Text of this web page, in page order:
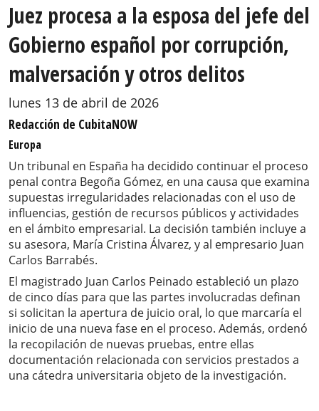
Juez procesa a la esposa del jefe del
Gobierno español por corrupción,
malversación y otros delitos
lunes 13 de abril de 2026
Redacción de CubitaNOW
Europa
Un tribunal en España ha decidido continuar el proceso
penal contra Begoña Gómez, en una causa que examina
supuestas irregularidades relacionadas con el uso de
influencias, gestión de recursos públicos y actividades
en el ámbito empresarial. La decisión también incluye a
su asesora, María Cristina Álvarez, y al empresario Juan
Carlos Barrabés.
El magistrado Juan Carlos Peinado estableció un plazo
de cinco días para que las partes involucradas definan
si solicitan la apertura de juicio oral, lo que marcaría el
inicio de una nueva fase en el proceso. Además, ordenó
la recopilación de nuevas pruebas, entre ellas
documentación relacionada con servicios prestados a
una cátedra universitaria objeto de la investigación.